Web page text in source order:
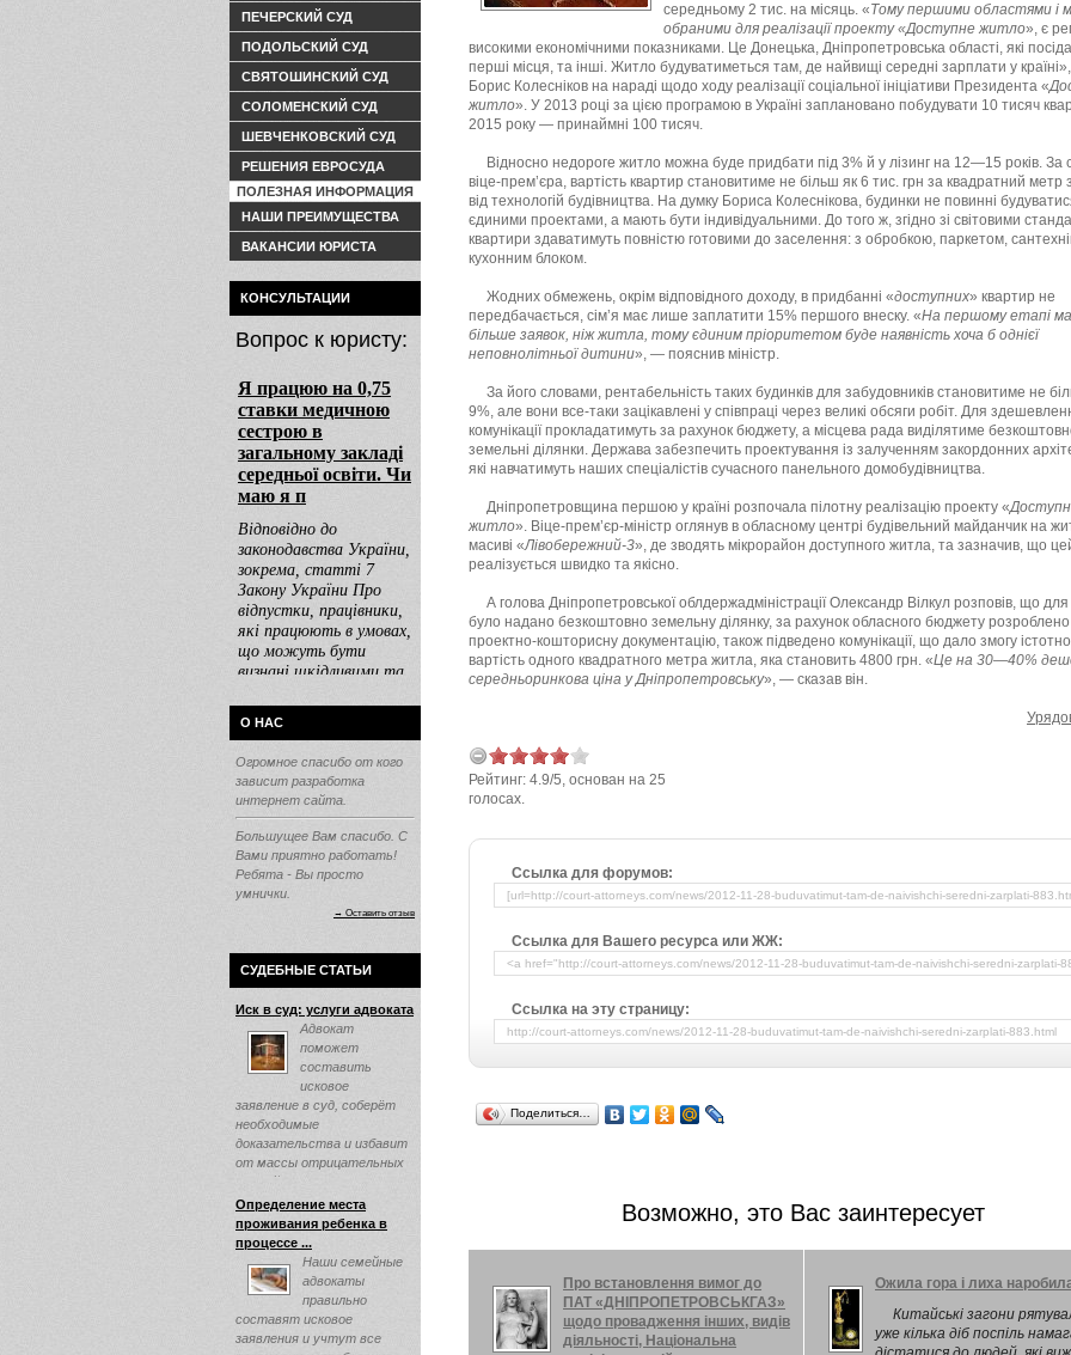
ПЕЧЕРСКИЙ СУД
ПОДОЛЬСКИЙ СУД
СВЯТОШИНСКИЙ СУД
СОЛОМЕНСКИЙ СУД
ШЕВЧЕНКОВСКИЙ СУД
РЕШЕНИЯ ЕВРОСУДА
ПОЛЕЗНАЯ ИНФОРМАЦИЯ
НАШИ ПРЕИМУЩЕСТВА
ВАКАНСИИ ЮРИСТА
КОНСУЛЬТАЦИИ
Вопрос к юристу:
О НАС
Огромное спасибо от кого
зависит разработка
интернет сайта.
Большущее Вам спасибо. С
Вами приятно работать!
Ребята - Вы просто
умнички.
→ Оставить отзыв
СУДЕБНЫЕ СТАТЬИ
Иск в суд: услуги адвоката
Адвокат
поможет
составить
исковое
заявление в суд, соберёт
необходимые
доказательства и избавит
от массы отрицательных
эмоций ...
Определение места
проживания ребенка в
процессе ...
Наши семейные
адвокаты
правильно
составят исковое
заявления и учтут все
середньому 2 тис. на місяць. «Тому першими областями і
обраними для реалізації проекту «Доступне житло», є
високими економічними показниками. Це Донецька, Дніпропетровська області, які
перші місця, та інші. Житло будуватиметься там, де найвищі середні зарплати у
Борис Колесніков на нараді щодо ходу реалізації соціальної ініціативи Президента «
житло». У 2013 році за цією програмою в Україні заплановано побудувати 10 тисяч
2015 року — принаймні 100 тисяч.
Відносно недороге житло можна буде придбати під 3% й у лізинг на 12—15 років. За
віце-прем’єра, вартість квартир становитиме не більш як 6 тис. грн за квадратний метр
від технологій будівництва. На думку Бориса Колеснікова, будинки не повинні
єдиними проектами, а мають бути індивідуальними. До того ж, згідно зі світовими
квартири здаватимуть повністю готовими до заселення: з обробкою, паркетом,
кухонним блоком.
Жодних обмежень, окрім відповідного доходу, в придбанні «доступних» квартир не
передбачається, сім’я має лише заплатити 15% першого внеску. «На першому етапі
більше заявок, ніж житла, тому єдиним пріоритетом буде наявність хоча б однієї
неповнолітньої дитини», — пояснив міністр.
За його словами, рентабельність таких будинків для забудовників становитиме не
9%, але вони все-таки зацікавлені у співпраці через великі обсяги робіт. Для
комунікації прокладатимуть за рахунок бюджету, а місцева рада виділятиме
земельні ділянки. Держава забезпечить проектування із залученням закордонних
які навчатимуть наших спеціалістів сучасного панельного домобудівництва.
Дніпропетровщина першою у країні розпочала пілотну реалізацію проекту «
житло». Віце-прем’єр-міністр оглянув в обласному центрі будівельний майданчик на
масиві «Лівобережний-3», де зводять мікрорайон доступного житла, та зазначив, що
реалізується швидко та якісно.
А голова Дніпропетровської облдержадміністрації Олександр Вілкул розповів, що
було надано безкоштовно земельну ділянку, за рахунок обласного бюджету розроблено
проектно-кошторисну документацію, також підведено комунікації, що дало змогу
вартість одного квадратного метра житла, яка становить 4800 грн. «Це на 30—40%
середньоринкова ціна у Дніпропетровську», — сказав він.
Рейтинг: 4.9/5, основан на 25
голосах.
Ссылка для форумов:
Ссылка для Вашего ресурса или ЖЖ:
Ссылка на эту страницу:
Поделиться…
Возможно, это Вас заинтересует
Про встановлення вимог до
ПАТ «ДНІПРОПЕТРОВСЬКГАЗ»
щодо провадження інших, видів
діяльності, Національна
Ожила гора і лиха
Китайські загони
уже кілька діб поспіль